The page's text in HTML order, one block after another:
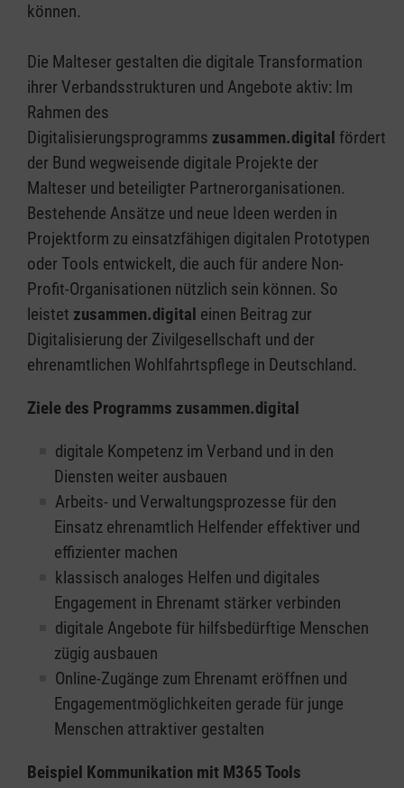
können.
Die Malteser gestalten die digitale Transformation
ihrer Verbandsstrukturen und Angebote aktiv: Im
Rahmen des
Digitalisierungsprogramms zusammen.digital fördert
der Bund wegweisende digitale Projekte der
Malteser und beteiligter Partnerorganisationen.
Bestehende Ansätze und neue Ideen werden in
Projektform zu einsatzfähigen digitalen Prototypen
oder Tools entwickelt, die auch für andere Non-
Profit-Organisationen nützlich sein können. So
leistet zusammen.digital einen Beitrag zur
Digitalisierung der Zivilgesellschaft und der
ehrenamtlichen Wohlfahrtspflege in Deutschland.
Ziele des Programms zusammen.digital
digitale Kompetenz im Verband und in den
Diensten weiter ausbauen
Arbeits- und Verwaltungsprozesse für den
Einsatz ehrenamtlich Helfender effektiver und
effizienter machen
klassisch analoges Helfen und digitales
Engagement in Ehrenamt stärker verbinden
digitale Angebote für hilfsbedürftige Menschen
zügig ausbauen
Online-Zugänge zum Ehrenamt eröffnen und
Engagementmöglichkeiten gerade für junge
Menschen attraktiver gestalten
Beispiel Kommunikation mit M365 Tools